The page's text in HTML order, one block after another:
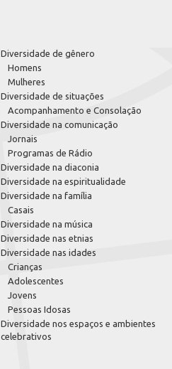
Diversidade de gênero
Homens
Mulheres
Diversidade de situações
Acompanhamento e Consolação
Diversidade na comunicação
Jornais
Programas de Rádio
Diversidade na diaconia
Diversidade na espiritualidade
Diversidade na família
Casais
Diversidade na música
Diversidade nas etnias
Diversidade nas idades
Crianças
Adolescentes
Jovens
Pessoas Idosas
Diversidade nos espaços e ambientes
celebrativos